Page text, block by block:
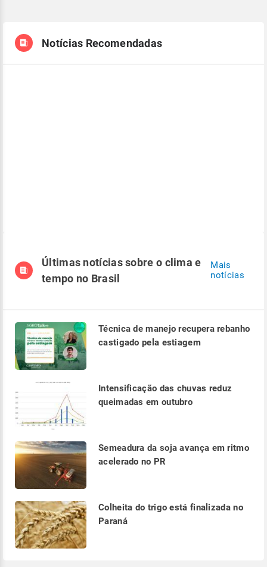
Notícias Recomendadas
Últimas notícias sobre o clima e
tempo no Brasil
Mais
notícias
Técnica de manejo recupera rebanho
castigado pela estiagem
Intensificação das chuvas reduz
queimadas em outubro
Semeadura da soja avança em ritmo
acelerado no PR
Colheita do trigo está finalizada no
Paraná